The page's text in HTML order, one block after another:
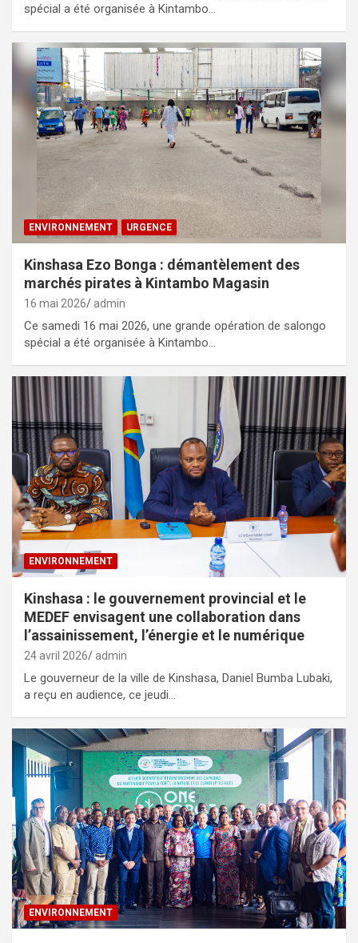
spécial a été organisée à Kintambo…
ENVIRONNEMENT URGENCE
Kinshasa Ezo Bonga : démantèlement des
marchés pirates à Kintambo Magasin
16 mai 2026 admin
Ce samedi 16 mai 2026, une grande opération de salongo
spécial a été organisée à Kintambo…
ENVIRONNEMENT
Kinshasa : le gouvernement provincial et le
MEDEF envisagent une collaboration dans
l’assainissement, l’énergie et le numérique
24 avril 2026 admin
Le gouverneur de la ville de Kinshasa, Daniel Bumba Lubaki,
a reçu en audience, ce jeudi…
ENVIRONNEMENT